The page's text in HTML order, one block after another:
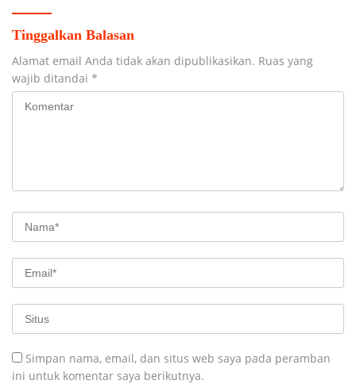
Tinggalkan Balasan
Alamat email Anda tidak akan dipublikasikan. Ruas yang
wajib ditandai *
Simpan nama, email, dan situs web saya pada peramban
ini untuk komentar saya berikutnya.